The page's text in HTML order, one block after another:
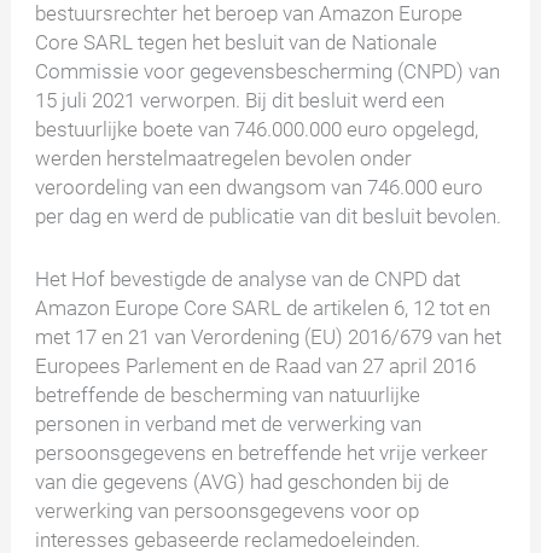
bestuursrechter het beroep van Amazon Europe
Core SARL tegen het besluit van de Nationale
Commissie voor gegevensbescherming (CNPD) van
15 juli 2021 verworpen. Bij dit besluit werd een
bestuurlijke boete van 746.000.000 euro opgelegd,
werden herstelmaatregelen bevolen onder
veroordeling van een dwangsom van 746.000 euro
per dag en werd de publicatie van dit besluit bevolen.
Het Hof bevestigde de analyse van de CNPD dat
Amazon Europe Core SARL de artikelen 6, 12 tot en
met 17 en 21 van Verordening (EU) 2016/679 van het
Europees Parlement en de Raad van 27 april 2016
betreffende de bescherming van natuurlijke
personen in verband met de verwerking van
persoonsgegevens en betreffende het vrije verkeer
van die gegevens (AVG) had geschonden bij de
verwerking van persoonsgegevens voor op
interesses gebaseerde reclamedoeleinden.